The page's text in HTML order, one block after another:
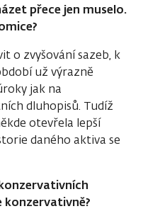
přece jen muselo.
o zvyšování sazeb, k
už výrazně
jak na
dluhopisů. Tudíž
otevřela lepší
daného aktiva se